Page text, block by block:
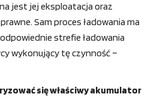
jest jej eksploatacja oraz
Sam proces ładowania ma
strefie ładowania
wykonujący tę czynność –
się właściwy akumulator